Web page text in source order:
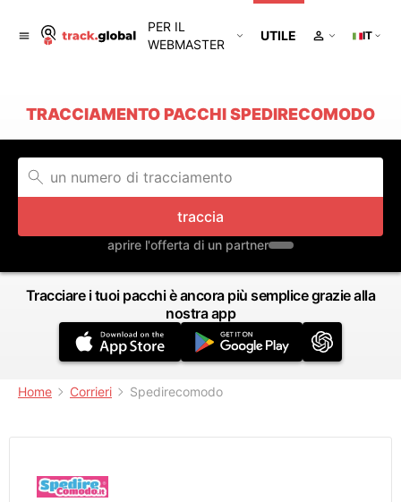
PER IL
WEBMASTER
UTILE IT
TRACCIAMENTO PACCHI SPEDIRECOMODO
traccia
aprire l'offerta di un partner
Tracciare i tuoi pacchi è ancora più semplice grazie alla
nostra app
Home Corrieri Spedirecomodo